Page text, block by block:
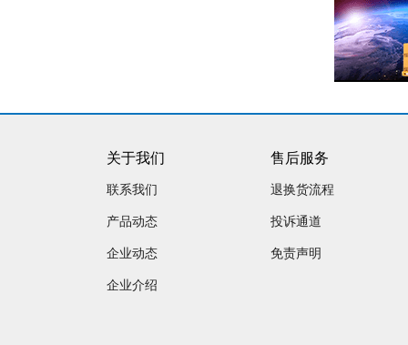
关于我们
联系我们
产品动态
企业动态
企业介绍
售后服务
退换货流程
投诉通道
免责声明